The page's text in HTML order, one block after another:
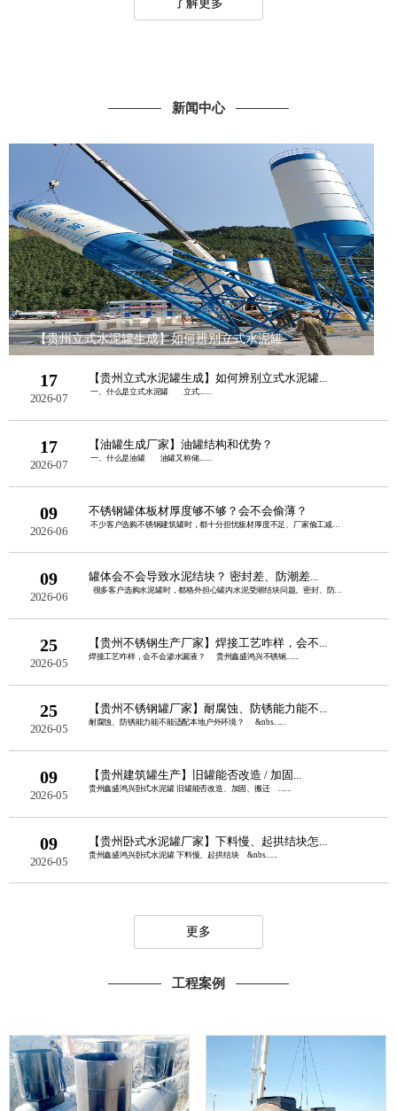
新闻中心
【贵州立式水泥罐生成】如何辨别立式水泥罐......
17
2026-07
【贵州立式水泥罐生成】如何辨别立式水泥罐...
一、什么是立式水泥罐 立式......
17
2026-07
【油罐生成厂家】油罐结构和优势？
一、什么是油罐 油罐又称储......
09
2026-06
不锈钢罐体板材厚度够不够？会不会偷薄？
不少客户选购不锈钢建筑罐时，都十分担忧板材厚度不足、厂家偷工减料。板......
09
2026-06
罐体会不会导致水泥结块？ 密封差、防潮差...
很多客户选购水泥罐时，都格外担心罐内水泥受潮结块问题。密封、防潮性......
25
2026-05
【贵州不锈钢生产厂家】焊接工艺咋样，会不...
焊接工艺咋样，会不会渗水漏液？ 贵州鑫盛鸿兴不锈钢......
25
2026-05
【贵州不锈钢罐厂家】耐腐蚀、防锈能力能不...
耐腐蚀、防锈能力能不能适配本地户外环境？ &nbs......
09
2026-05
【贵州建筑罐生产】旧罐能否改造 / 加固...
贵州鑫盛鸿兴卧式水泥罐 旧罐能否改造、加固、搬迁 ......
09
2026-05
【贵州卧式水泥罐厂家】下料慢、起拱结块怎...
贵州鑫盛鸿兴卧式水泥罐 下料慢、起拱结块 &nbs......
更多
工程案例